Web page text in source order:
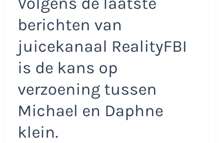
berichten van
juicekanaal RealityFBI
is de kans op
verzoening tussen
Michael en Daphne
klein.